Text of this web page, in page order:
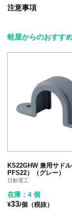
注意事項
蛙屋からのおすす
KS22GHW 兼用サド
PFS22）（グレー）
日動電工
在庫：4 個
¥33/個（税抜）